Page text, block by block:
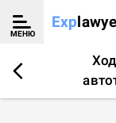
МЕНЮ
Exp